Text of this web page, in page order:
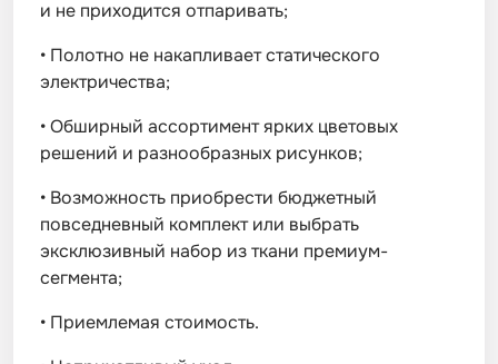
и не приходится отпаривать;
• Полотно не накапливает статического
электричества;
•Обширный ассортимент ярких цветовых
решений и разнообразных рисунков;
• Возможность приобрести бюджетный
повседневный комплект или выбрать
эксклюзивный набор из ткани премиум-
сегмента;
• Приемлемая стоимость.